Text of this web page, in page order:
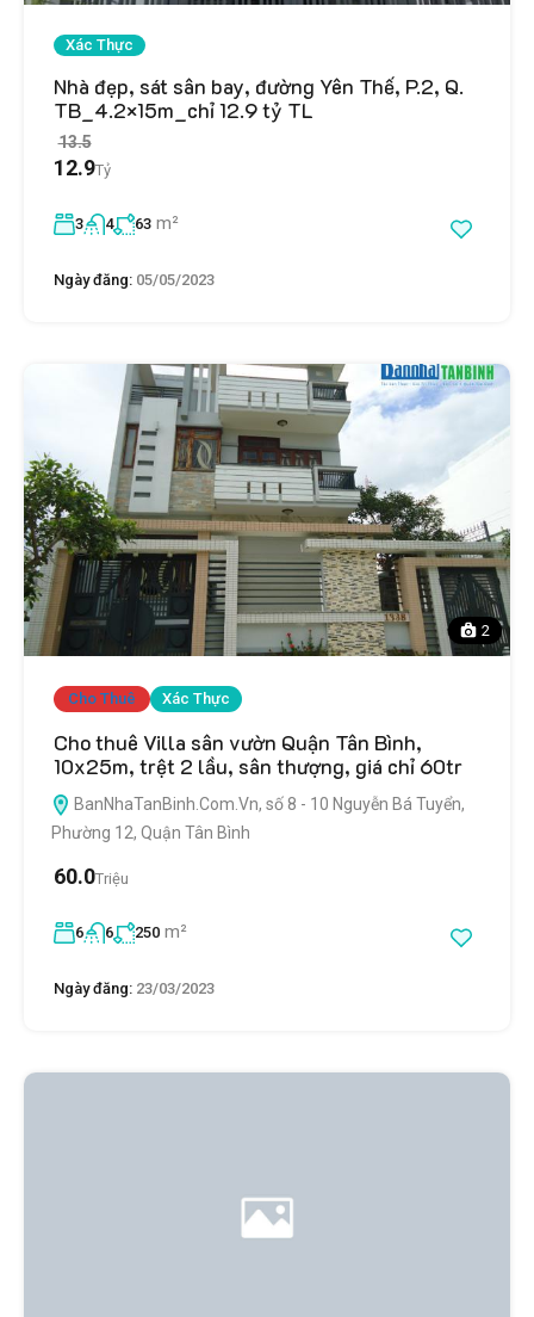
Xác Thực
Nhà đẹp, sát sân bay, đường Yên Thế, P.2, Q.
TB_4.2×15m_chỉ 12.9 tỷ TL
12.9
13.5
Tỷ
3 4 63 m²
Ngày đăng: 05/05/2023
2
Cho Thuê Xác Thực
Cho thuê Villa sân vườn Quận Tân Bình,
10x25m, trệt 2 lầu, sân thượng, giá chỉ 60tr
BanNhaTanBinh.Com.Vn, số 8 - 10 Nguyễn Bá Tuyển,
Phường 12, Quận Tân Bình
60.0Triệu
6 6 250 m²
Ngày đăng: 23/03/2023